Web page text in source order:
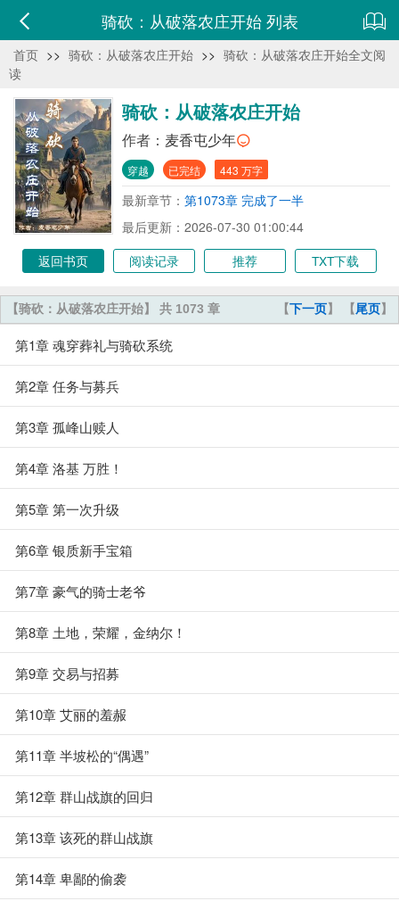
骑砍：从破落农庄开始 列表
首页 >> 骑砍：从破落农庄开始 >> 骑砍：从破落农庄开始全文阅
读
骑砍：从破落农庄开始
作者： 麦香屯少年
穿越 已完结 443 万字
最新章节： 第1073章 完成了一半
最后更新：2026-07-30 01:00:44
返回书页
阅读记录 推荐 TXT下载
【下一页】 【尾页】
【骑砍：从破落农庄开始】 共 1073 章
第1章 魂穿葬礼与骑砍系统
第2章 任务与募兵
第3章 孤峰山赎人
第4章 洛基 万胜！
第5章 第一次升级
第6章 银质新手宝箱
第7章 豪气的骑士老爷
第8章 土地，荣耀，金纳尔！
第9章 交易与招募
第10章 艾丽的羞赧
第11章 半坡松的“偶遇”
第12章 群山战旗的回归
第13章 该死的群山战旗
第14章 卑鄙的偷袭